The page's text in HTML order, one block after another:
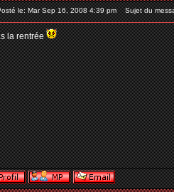
le: Mar Sep 16, 2008 4:39 pm Sujet du
la rentrée